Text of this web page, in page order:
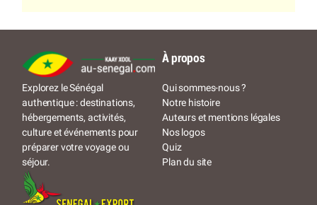
Explorez le Sénégal
authentique : destinations,
hébergements, activités,
culture et événements pour
préparer votre voyage ou
séjour.
À propos
Qui sommes-nous ?
Notre histoire
Auteurs et mentions légales
Nos logos
Quiz
Plan du site